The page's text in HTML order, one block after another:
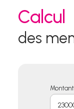
Calcul
des